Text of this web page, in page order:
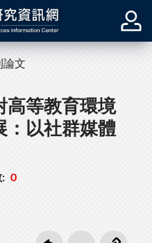
論文
高等教育環境
：以社群媒體
: 0